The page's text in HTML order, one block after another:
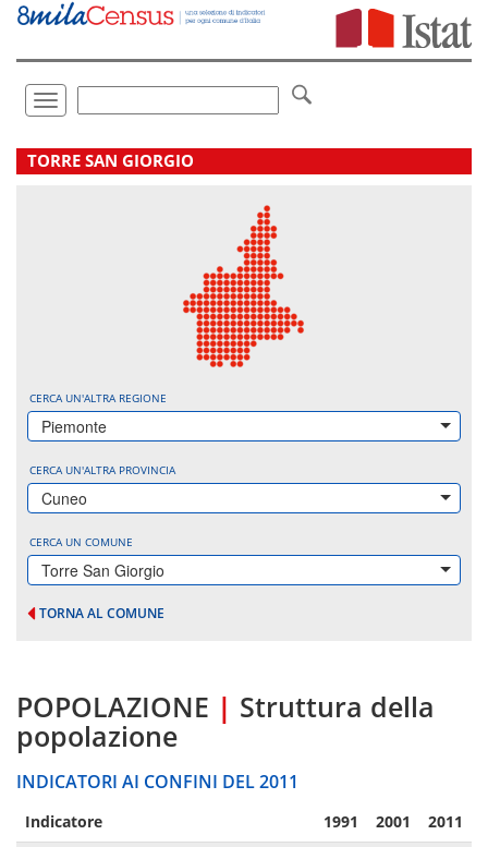
Vai
direttamente
Toggle
navigation
.
TORRE SAN GIORGIO
CERCA UN'ALTRA REGIONE
Piemonte
CERCA UN'ALTRA PROVINCIA
Cuneo
CERCA UN COMUNE
Torre San Giorgio
TORNA AL COMUNE
POPOLAZIONE | Struttura della
popolazione
INDICATORI AI CONFINI DEL 2011
Indicatore 1991 2001 2011